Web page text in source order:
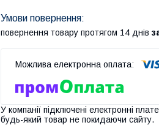
повернення товару протягом 14 днів
У компанії підключені електронні
будь-який товар не покидаючи сайту.